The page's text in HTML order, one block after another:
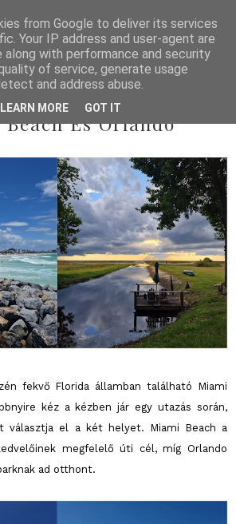
2022/06/30
És Orlando
fekvő Florida államban található Miami
kéz a kézben jár egy utazás során,
választja el a két helyet. Miami Beach a
megfelelő úti cél, míg Orlando
ad otthont.
from Google to deliver its services
Your IP address and user-agent are
along with performance and security
of service, generate usage
and address abuse.
LEARN MORE GOT IT